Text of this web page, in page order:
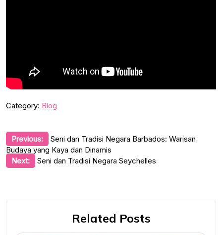
Category: Blog
Post
navigation
Previous:
Seni dan Tradisi Negara Barbados: Warisan
Budaya yang Kaya dan Dinamis
Next:
Seni dan Tradisi Negara Seychelles
Related Posts